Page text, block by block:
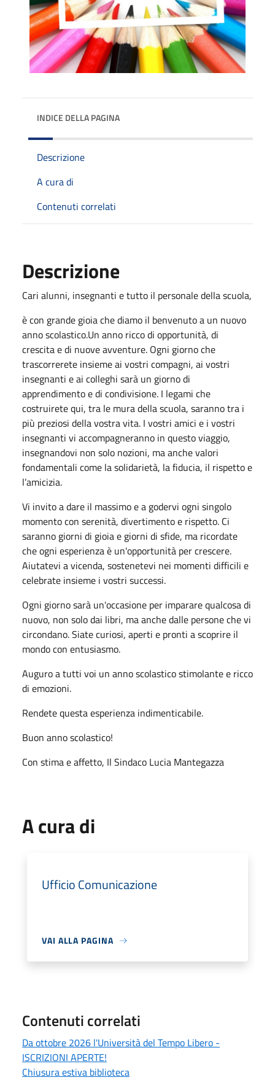
INDICE DELLA PAGINA
Descrizione
A cura di
Contenuti correlati
Descrizione
Cari alunni, insegnanti e tutto il personale della scuola,
è con grande gioia che diamo il benvenuto a un nuovo
anno scolastico.Un anno ricco di opportunità, di
crescita e di nuove avventure. Ogni giorno che
trascorrerete insieme ai vostri compagni, ai vostri
insegnanti e ai colleghi sarà un giorno di
apprendimento e di condivisione. I legami che
costruirete qui, tra le mura della scuola, saranno tra i
più preziosi della vostra vita. I vostri amici e i vostri
insegnanti vi accompagneranno in questo viaggio,
insegnandovi non solo nozioni, ma anche valori
fondamentali come la solidarietà, la fiducia, il rispetto e
l’amicizia.
Vi invito a dare il massimo e a godervi ogni singolo
momento con serenità, divertimento e rispetto. Ci
saranno giorni di gioia e giorni di sfide, ma ricordate
che ogni esperienza è un'opportunità per crescere.
Aiutatevi a vicenda, sostenetevi nei momenti difficili e
celebrate insieme i vostri successi.
Ogni giorno sarà un'occasione per imparare qualcosa di
nuovo, non solo dai libri, ma anche dalle persone che vi
circondano. Siate curiosi, aperti e pronti a scoprire il
mondo con entusiasmo.
Auguro a tutti voi un anno scolastico stimolante e ricco
di emozioni.
Rendete questa esperienza indimenticabile.
Buon anno scolastico!
Con stima e affetto, Il Sindaco Lucia Mantegazza
A cura di
Ufficio Comunicazione
VAI ALLA PAGINA
Contenuti correlati
Da ottobre 2026 l'Università del Tempo Libero -
ISCRIZIONI APERTE!
Chiusura estiva biblioteca